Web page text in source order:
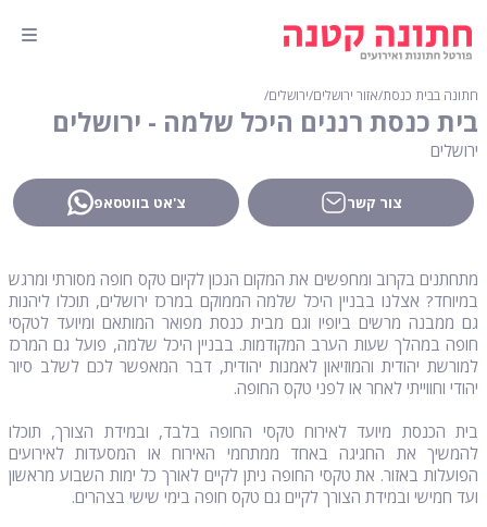
חתונה בבית כנסת∕אזור ירושלים∕ירושלים∕
בית כנסת רננים היכל שלמה - ירושלים
ירושלים
צור קשר צ'אט בווטסאפ
מתחתנים בקרוב ומחפשים את המקום הנכון לקיום טקס חופה מסורתי ומרגש
במיוחד? אצלנו בבניין היכל שלמה הממוקם במרכז ירושלים, תוכלו ליהנות
גם ממבנה מרשים ביופיו וגם מבית כנסת מפואר המותאם ומיועד לטקסי
חופה במהלך שעות הערב המקודמות. בבניין היכל שלמה, פועל גם המרכז
למורשת יהודית והמוזיאון לאמנות יהודית, דבר המאפשר לכם לשלב סיור
יהודי וחווייתי לאחר או לפני טקס החופה.
בית הכנסת מיועד לאירוח טקסי החופה בלבד, ובמידת הצורך, תוכלו
להמשיך את החגיגה באחד ממתחמי האירוח או המסעדות לאירועים
הפועלות באזור. את טקסי החופה ניתן לקיים לאורך כל ימות השבוע מראשון
ועד חמישי ובמידת הצורך לקיים גם טקס חופה בימי שישי בצהרים.